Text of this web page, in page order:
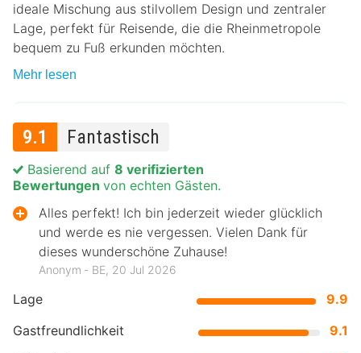
ideale Mischung aus stilvollem Design und zentraler
Lage, perfekt für Reisende, die die Rheinmetropole
bequem zu Fuß erkunden möchten.
Mehr lesen
9.1 Fantastisch
Lage
9.9
Gastfreundlichkeit
9.1
Basierend auf 8 verifizierten
Bewertungen von echten Gästen.
Alles perfekt! Ich bin jederzeit wieder glücklich
und werde es nie vergessen. Vielen Dank für
dieses wunderschöne Zuhause!
Anonym ‐ BE, 20 Jul 2026